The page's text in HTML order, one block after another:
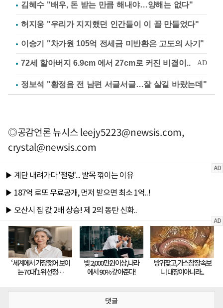
김혜수 "배우, 돈 받는 만큼 해내야…양해는 없다"
허지웅 "우리가 지지했던 인간들이 이 꼴 만들었다"
이승기 "차가원 105억 전세금 미반환은 고도의 사기"
정보석 "황정음 전 남편 서글서글…잘 살길 바랐는데"
◎공감언론 뉴시스leejy5223@newsis.com,
crystal@newsis.com
댓글